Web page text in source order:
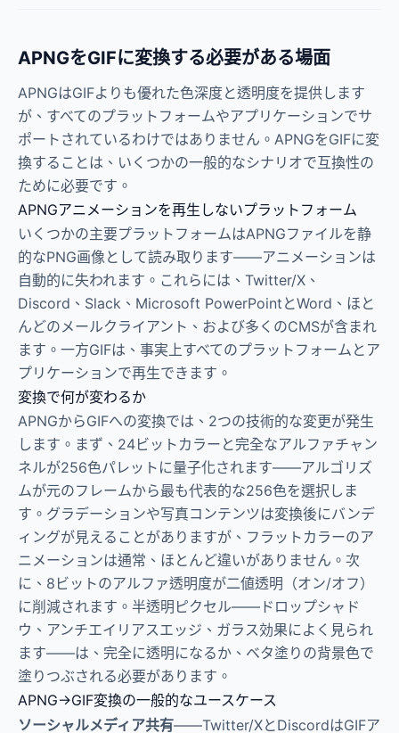
APNGをGIFに変換する必要がある場面
APNGはGIFよりも優れた色深度と透明度を提供します
が、すべてのプラットフォームやアプリケーションでサ
ポートされているわけではありません。APNGをGIFに変
換することは、いくつかの一般的なシナリオで互換性の
ために必要です。
APNGアニメーションを再生しないプラットフォーム
いくつかの主要プラットフォームはAPNGファイルを静
的なPNG画像として読み取ります——アニメーションは
自動的に失われます。これらには、Twitter/X、
Discord、Slack、Microsoft PowerPointとWord、ほと
んどのメールクライアント、および多くのCMSが含まれ
ます。一方GIFは、事実上すべてのプラットフォームとア
プリケーションで再生できます。
変換で何が変わるか
APNGからGIFへの変換では、2つの技術的な変更が発生
します。まず、24ビットカラーと完全なアルファチャン
ネルが256色パレットに量子化されます——アルゴリズ
ムが元のフレームから最も代表的な256色を選択しま
す。グラデーションや写真コンテンツは変換後にバンデ
ィングが見えることがありますが、フラットカラーのア
ニメーションは通常、ほとんど違いがありません。次
に、8ビットのアルファ透明度が二値透明（オン/オフ）
に削減されます。半透明ピクセル——ドロップシャド
ウ、アンチエイリアスエッジ、ガラス効果によく見られ
ます——は、完全に透明になるか、ベタ塗りの背景色で
塗りつぶされる必要があります。
APNG→GIF変換の一般的なユースケース
ソーシャルメディア共有——Twitter/XとDiscordはGIFア